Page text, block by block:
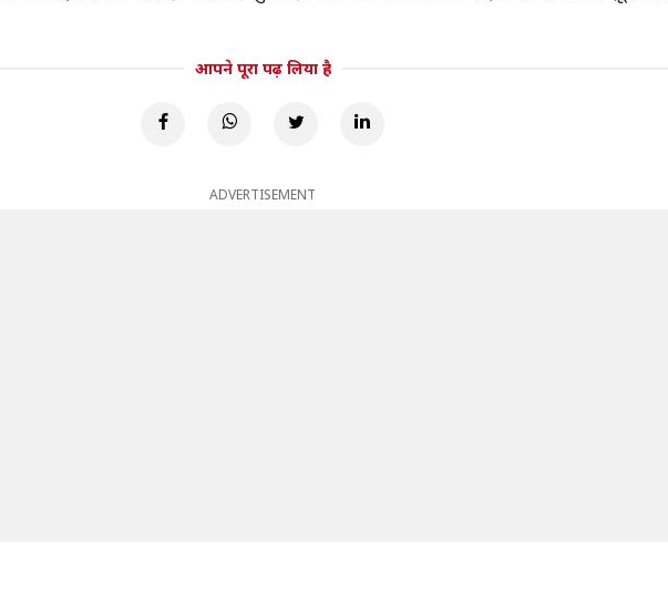
आपने पूरा पढ़ लिया है
ADVERTISEMENT